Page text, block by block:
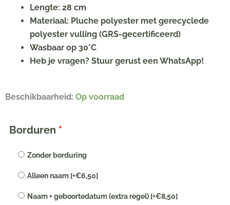
Lengte: 28 cm
Materiaal: Pluche polyester met gerecyclede
polyester vulling (GRS-gecertificeerd)
Wasbaar op 30°C
Heb je vragen? Stuur gerust een WhatsApp!
Beschikbaarheid: Op voorraad
Borduren *
Zonder borduring
Alleen naam [+€6,50]
Naam + geboortedatum (extra regel) [+€8,50]
Happy
Rabbit
Richie
met
naam